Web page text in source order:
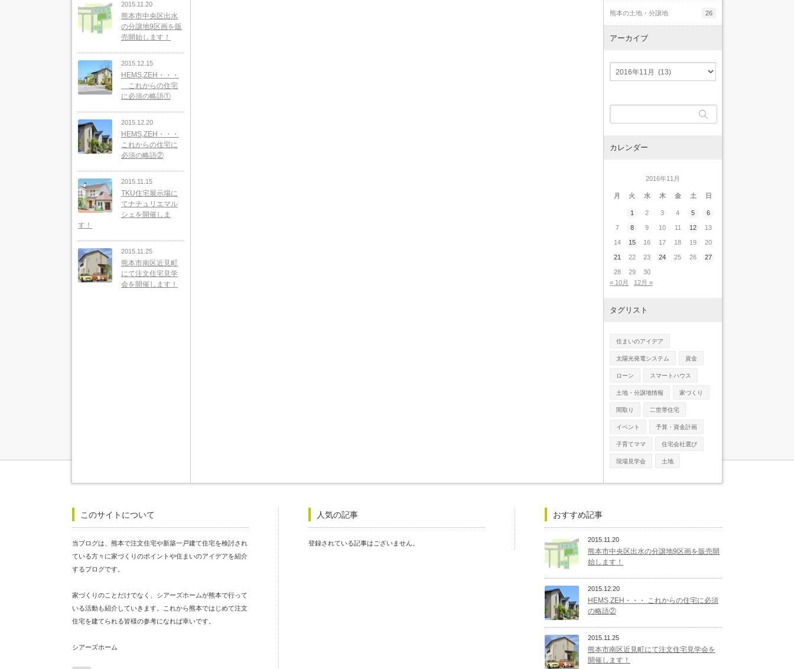
2015.11.20
熊本市中央区出水
の分譲地9区画を販
売開始します！
2015.12.15
HEMS,ZEH・・・
これからの住宅
に必須の略語①
2015.12.20
HEMS,ZEH・・・
これからの住宅に
必須の略語②
2015.11.15
TKU住宅展示場に
てナチュリエマル
シェを開催しま
す！
2015.11.25
熊本市南区近見町
にて注文住宅見学
会を開催します！
熊本の土地・分譲地 26
アーカイブ
カレンダー
2016年11月
月 火 水 木 金 土 日
1 2 3 4 5 6
7 8 9 10 11 12 13
14 15 16 17 18 19 20
21 22 23 24 25 26 27
28 29
30
« 10月
12月 »
タグリスト
住まいのアイデア
太陽光発電システム 資金
ローン スマートハウス
土地・分譲地情報 家づくり
間取り 二世帯住宅
イベント 予算・資金計画
子育てママ 住宅会社選び
現場見学会 土地
このサイトについて
当ブログは、熊本で注文住宅や新築一戸建て住宅を検討され
ている方々に家づくりのポイントや住まいのアイデアを紹介
するブログです。
家づくりのことだけでなく、シアーズホームが熊本で行って
いる活動も紹介していきます。これから熊本ではじめて注文
住宅を建てられる皆様の参考になれば幸いです。
シアーズホーム
人気の記事
登録されている記事はございません。
おすすめ記事
2015.11.20
熊本市中央区出水の分譲地9区画を販売開
始します！
2015.12.20
HEMS,ZEH・・・ これからの住宅に必須
の略語②
2015.11.25
熊本市南区近見町にて注文住宅見学会を
開催します！